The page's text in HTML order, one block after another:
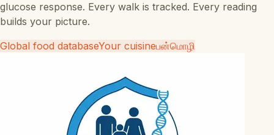
glucose response. Every walk is tracked. Every reading
builds your picture.
Global food databaseYour cuisineபன்மொழி